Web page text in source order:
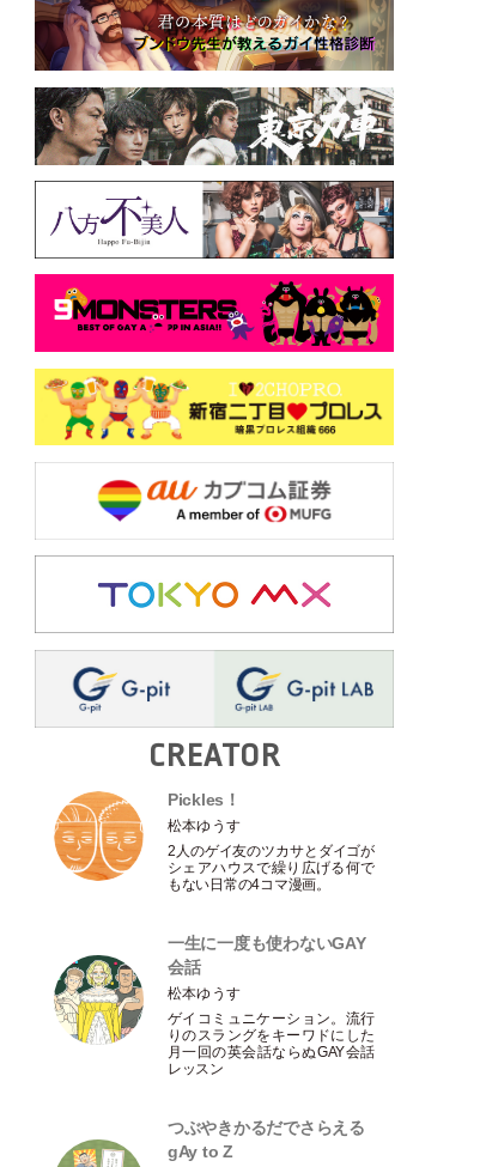
CREATOR
Pickles！
松本ゆうす
2人のゲイ友のツカサとダイゴが
シェアハウスで繰り広げる何で
もない日常の4コマ漫画。
一生に一度も使わないGAY
会話
松本ゆうす
ゲイコミュニケーション。流行
りのスラングをキーワドにした
月一回の英会話ならぬGAY会話
レッスン
つぶやきかるだでさらえる
gAy to Z